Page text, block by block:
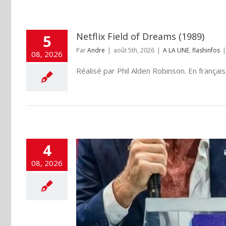
5
08, 2026
Netflix Field of Dreams (1989)
ParAndre | août 5th, 2026 | A LA UNE, flashinfos |
Réalisé par Phil Alden Robinson. En
4
08, 2026